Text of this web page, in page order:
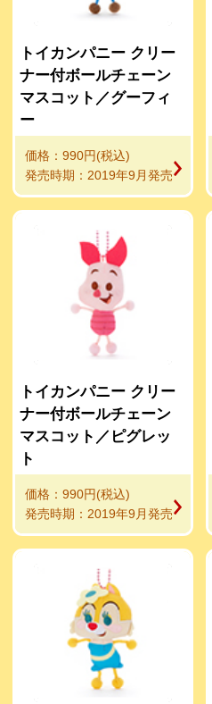
トイカンパニー クリー
ナー付ボールチェーン
マスコット／グーフィ
ー
価格：990円(税込)
発売時期：2019年9月発売
トイカンパニー クリー
ナー付ボールチェーン
マスコット／ピグレッ
ト
価格：990円(税込)
発売時期：2019年9月発売